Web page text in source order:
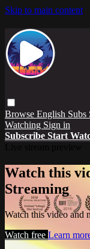
Skip to main content
Browse English Subs
Watching Sign in
Subscribe Start
Watch this
Streaming
Watch this video and
Watch free Learn